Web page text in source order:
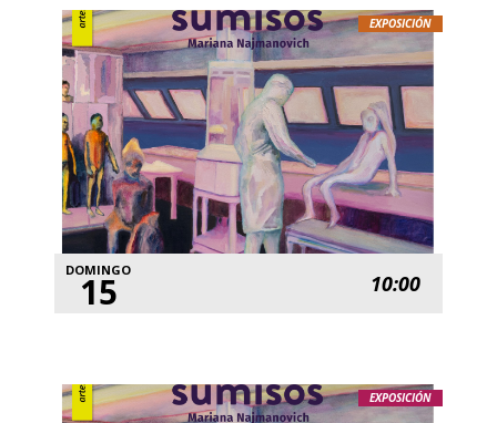
EXPOSICIÓN
DOMINGO
15 10:00
EXPOSICIÓN